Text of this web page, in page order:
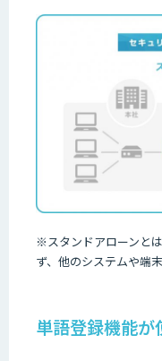
※ スタンドアローンとは
ず、他のシステムや端
単語登録機能が